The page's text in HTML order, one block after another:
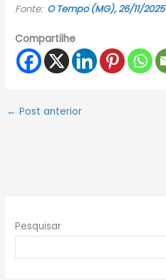
Fonte: O Tempo (MG), 26/11/2025
Compartilhe
← Post anterior
Pesquisar